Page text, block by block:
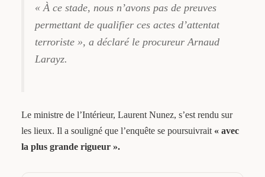
« À ce stade, nous n’avons pas de preuves
permettant de qualifier ces actes d’attentat
terroriste », a déclaré le procureur Arnaud
Larayz.
Le ministre de l’Intérieur, Laurent Nunez, s’est rendu sur
les lieux. Il a souligné que l’enquête se poursuivrait« avec
la plus grande rigueur ».